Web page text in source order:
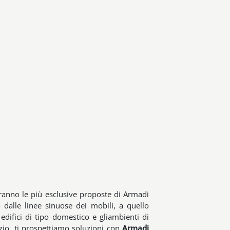
le più esclusive proposte di Armadi
linee sinuose dei mobili, a quello
di tipo domestico e gliambienti di
ti prospettiamo soluzioni con Armadi